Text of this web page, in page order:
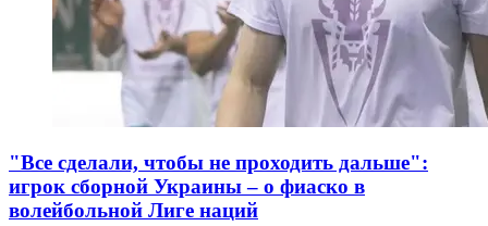
"Все сделали, чтобы не проходить дальше":
игрок сборной Украины – о фиаско в
волейбольной Лиге наций